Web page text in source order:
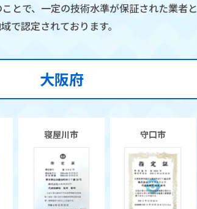
とで、一定の技術水準が保証された業者と
で認定されております。
大阪府
寝屋川市 守口市